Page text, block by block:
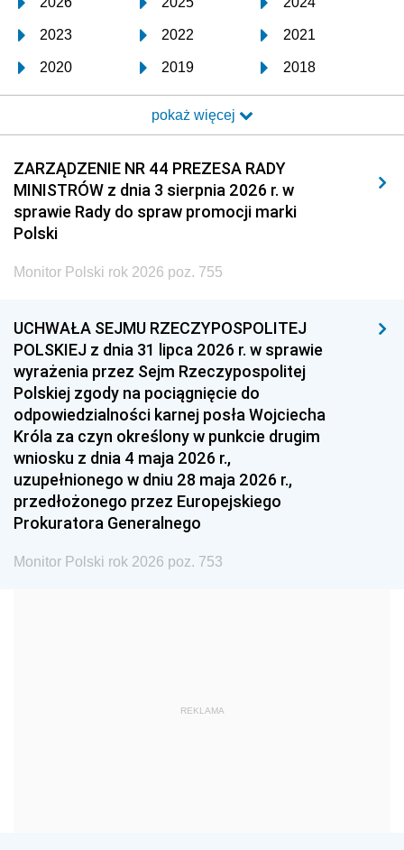
2023 2022 2021
2020 2019 2018
2017 2016 2015
2014 2013 2012
2011 2010 2009
2008 2007 2006
2005
1996 1995 1994
1993 1992 1991
1990 1989
1987 1986 1985
1984 1983
1981 1980 1979
1978 1977
1975 1974
1959
pokaż więcej
ZARZĄDZENIE NR 44 PREZESA RADY
MINISTRÓW z dnia 3 sierpnia 2026 r. w
sprawie Rady do spraw promocji marki
Polski
Monitor Polski rok 2026 poz. 755
UCHWAŁA SEJMU RZECZYPOSPOLITEJ
POLSKIEJ z dnia 31 lipca 2026 r. w sprawie
wyrażenia przez Sejm Rzeczypospolitej
Polskiej zgody na pociągnięcie do
odpowiedzialności karnej posła Wojciecha
Króla za czyn określony w punkcie drugim
wniosku z dnia 4 maja 2026 r.,
uzupełnionego w dniu 28 maja 2026 r.,
przedłożonego przez Europejskiego
Prokuratora Generalnego
Monitor Polski rok 2026 poz. 753
REKLAMA